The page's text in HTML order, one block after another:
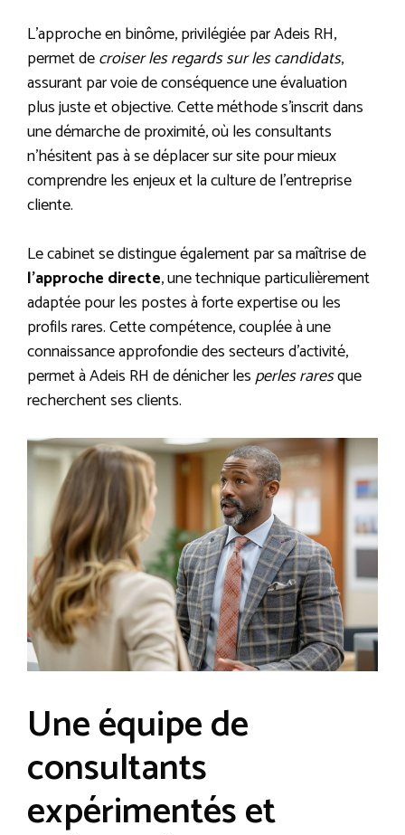
L’approche en binôme, privilégiée par Adeis RH,
permet decroiser les regards sur les candidats,
assurant par voie de conséquence une évaluation
plus juste et objective. Cette méthode s’inscrit dans
une démarche de proximité, où les consultants
n’hésitent pas à se déplacer sur site pour mieux
comprendre les enjeux et la culture de l’entreprise
cliente.
Le cabinet se distingue également par sa maîtrise de
l’approche directe, une technique particulièrement
adaptée pour les postes à forte expertise ou les
profils rares. Cette compétence, couplée à une
connaissance approfondie des secteurs d’activité,
permet à Adeis RH de dénicher lesperles raresque
recherchent ses clients.
Une équipe de
consultants
expérimentés et